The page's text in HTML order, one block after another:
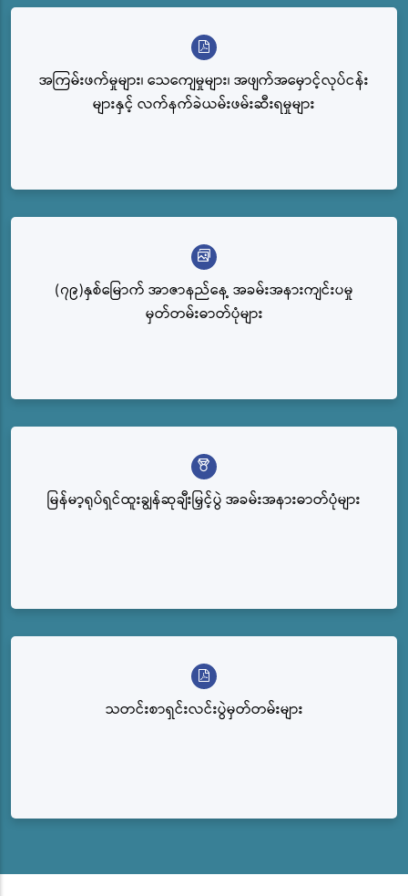
အကြမ်းဖက်မှုများ၊ သေကျေမှုများ၊ အဖျက်အမှောင့်လုပ်ငန်း
များနှင့် လက်နက်ခဲယမ်းဖမ်းဆီးရမှုများ
(၇၉)နှစ်မြောက် အာဇာနည်နေ့ အခမ်းအနားကျင်းပမှု
မှတ်တမ်းဓာတ်ပုံများ
မြန်မာ့ရုပ်ရှင်ထူးချွန်ဆုချီးမြှင့်ပွဲ အခမ်းအနားဓာတ်ပုံများ
သတင်းစာရှင်းလင်းပွဲမှတ်တမ်းများ